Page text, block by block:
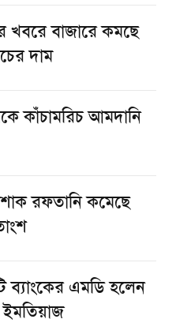
খবরে বাজারে কমছে
দাম
কাঁচামরিচ আমদানি
রফতানি কমেছে
ব্যাংকের এমডি হলেন
ইমতিয়াজ